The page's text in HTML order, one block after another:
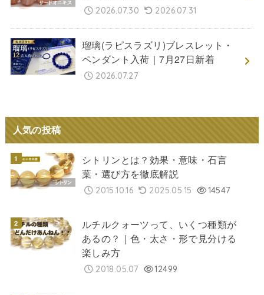
2026.07.30 2026.07.31
瑠璃(ラピスラズリ)ブレスレット・
ペンダント入荷｜7月27日新着
2026.07.27
人気の投稿
シトリンとは？効果・意味・石言
葉・選び方を徹底解説
2015.10.16 2025.05.15 14547
ルチルクォーツって、いくつ種類が
あるの？｜色・太さ・形で見分ける
楽しみ方
2018.05.07 12499